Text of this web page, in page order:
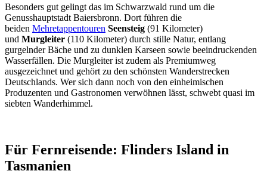
Besonders gut gelingt das im Schwarzwald rund um die
Genusshauptstadt Baiersbronn. Dort führen die
beiden Mehretappentouren Seensteig (91 Kilometer)
und Murgleiter (110 Kilometer) durch stille Natur, entlang
gurgelnder Bäche und zu dunklen Karseen sowie beeindruckenden
Wasserfällen. Die Murgleiter ist zudem als Premiumweg
ausgezeichnet und gehört zu den schönsten Wanderstrecken
Deutschlands. Wer sich dann noch von den einheimischen
Produzenten und Gastronomen verwöhnen lässt, schwebt quasi im
siebten Wanderhimmel.
Für Fernreisende: Flinders Island in
Tasmanien